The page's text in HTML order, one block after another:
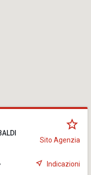
Sito Agenzia
Indicazioni